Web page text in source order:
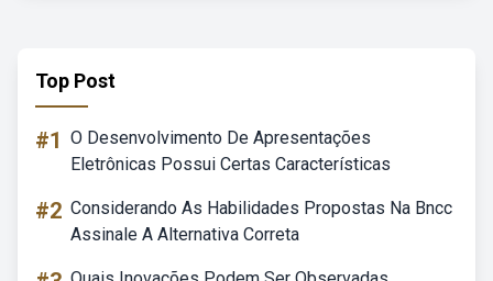
Top Post
#1 O Desenvolvimento De Apresentações
Eletrônicas Possui Certas Características
#2 Considerando As Habilidades Propostas Na Bncc
Assinale A Alternativa Correta